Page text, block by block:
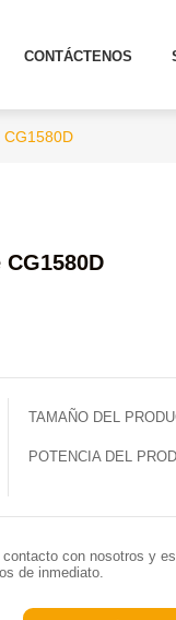
CONTÁCTENOS
CG1580D
TAMAÑO DEL
POTENCIA DEL
con nosotros y
de inmediato.